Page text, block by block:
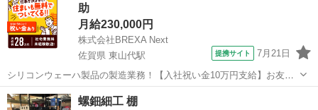
助
月給230,000円
株式会社BREXA Next
佐賀県 東山代駅
提携サイト 7月21日
シリコンウェーハ製品の製造業務！【入社祝い金10万円支給】お友達
やカップルとの応募OK◎年間休日129日＆休出なしでプライベート充
実♪業務はクリーンルームで快適作業◎自社正社員登用制度あり★1食
佐賀 伊万里市 東山代駅
螺鈿細工 棚